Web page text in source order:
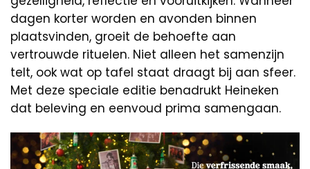
dagen korter worden en avonden binnen
plaatsvinden, groeit de behoefte aan
vertrouwde rituelen. Niet alleen het samenzijn
telt, ook wat op tafel staat draagt bij aan sfeer.
Met deze speciale editie benadrukt Heineken
dat beleving en eenvoud prima samengaan.